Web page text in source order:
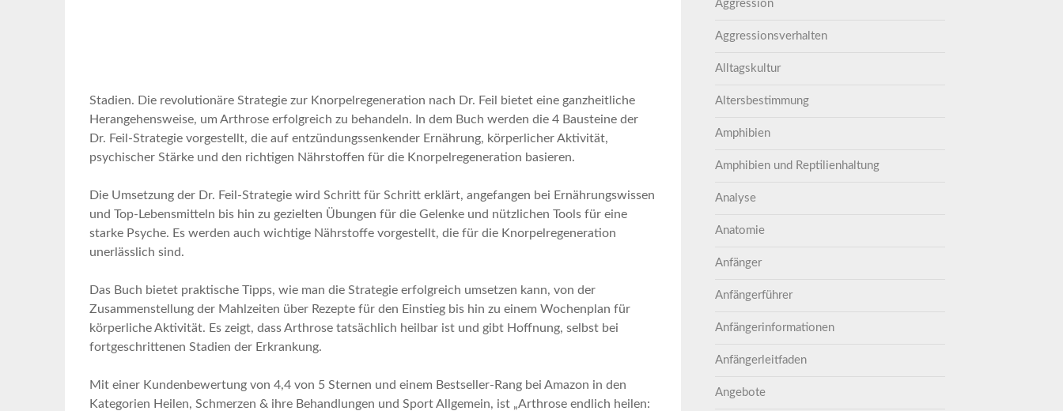
Stadien.‌ Die revolutionäre ‍Strategie zur Knorpelregeneration​ nach ⁤Dr. Feil bietet‍ eine ganzheitliche
Herangehensweise, um Arthrose erfolgreich zu behandeln. ‍In dem Buch werden die ⁢4 Bausteine ⁤der
Dr.⁢ Feil-Strategie vorgestellt, die auf ​entzündungssenkender Ernährung, körperlicher Aktivität,
psychischer Stärke​ und den richtigen Nährstoffen für die Knorpelregeneration basieren.
Die ‍Umsetzung der Dr. Feil-Strategie wird Schritt für Schritt ⁢erklärt, angefangen bei Ernährungswissen
und Top-Lebensmitteln bis hin zu gezielten ⁤Übungen für die ​Gelenke und ⁢nützlichen Tools⁢ für eine
starke Psyche. Es werden⁢ auch wichtige Nährstoffe​ vorgestellt, die für die Knorpelregeneration
unerlässlich‌ sind.
Das Buch bietet praktische Tipps, wie man ​die Strategie⁢ erfolgreich umsetzen kann, von der
Zusammenstellung der Mahlzeiten über Rezepte für den Einstieg bis⁣ hin zu einem Wochenplan für
körperliche Aktivität. Es zeigt, dass Arthrose tatsächlich heilbar ‍ist und gibt Hoffnung, ‍selbst bei
fortgeschrittenen Stadien der Erkrankung.
Mit einer Kundenbewertung von 4,4 von 5​ Sternen und einem​ Bestseller-Rang bei Amazon in den ​
Kategorien ⁤Heilen, ‌Schmerzen ​& ihre Behandlungen‍ und Sport Allgemein,⁤ ist „Arthrose ​endlich heilen:
Aggression
Aggressionsverhalten
Alltagskultur
Altersbestimmung
Amphibien
Amphibien und Reptilienhaltung
Analyse
Anatomie
Anfänger
Anfängerführer
Anfängerinformationen
Anfängerleitfaden
Angebote